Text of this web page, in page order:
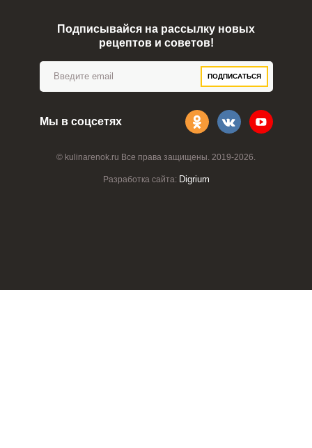
© kulinarenok.ru Все права защищены. 2019-2026.
Разработка сайта: Digrium
Подписывайся на рассылку новых
рецептов и советов!
ПОДПИСАТЬСЯ
Мы в соцсетях